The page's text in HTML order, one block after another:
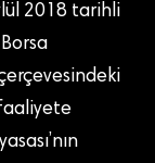
2018 tarihli
faaliyete